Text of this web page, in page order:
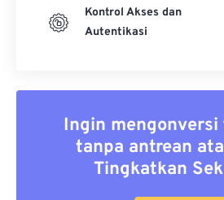
Kontrol Akses dan
Autentikasi
Ingin
tanpa antrean
Tingkatkan